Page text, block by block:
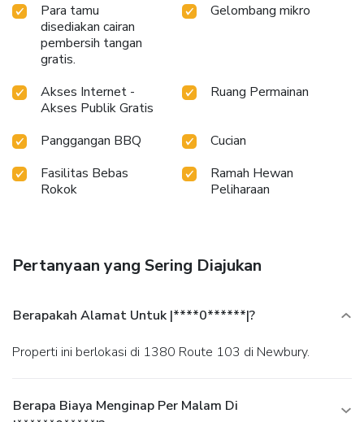
Para tamu
disediakan cairan
pembersih tangan
gratis.
Gelombang mikro
Akses Internet -
Akses Publik Gratis
Ruang Permainan
Panggangan BBQ
Cucian
Fasilitas Bebas
Rokok
Ramah Hewan
Peliharaan
Pertanyaan yang Sering Diajukan
Berapakah Alamat Untuk |****0******|?
Properti ini berlokasi di 1380 Route 103 di Newbury.
Berapa Biaya Menginap Per Malam Di